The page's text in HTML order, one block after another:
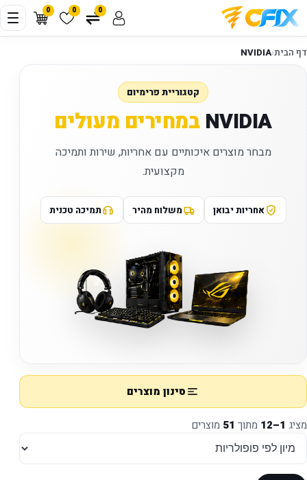
0 0 0
דף הבית‹
NVIDIA
קטגוריית פרימיום
NVIDIA במחירים מעולים
מבחר מוצרים איכותיים עם אחריות, שירות ותמיכה
מקצועית.
אחריות יבואן משלוח מהיר תמיכה טכנית
סינון מוצרים
מציג 1–12 מתוך 51 מוצרים